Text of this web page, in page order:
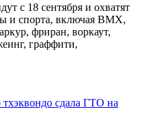
с 18 сентября и охватят
и спорта, включая BMX,
фриран, воркаут,
граффити,
сдала ГТО на